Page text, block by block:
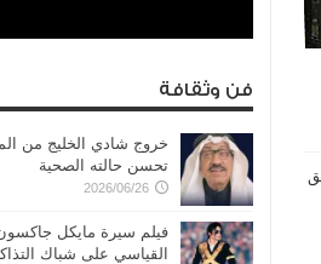
فن وثقافة
خروج شادي الخليج من
تحسن حالته الصحية
2026/06/26
فيلم سيرة مايكل
القياسي على شباك